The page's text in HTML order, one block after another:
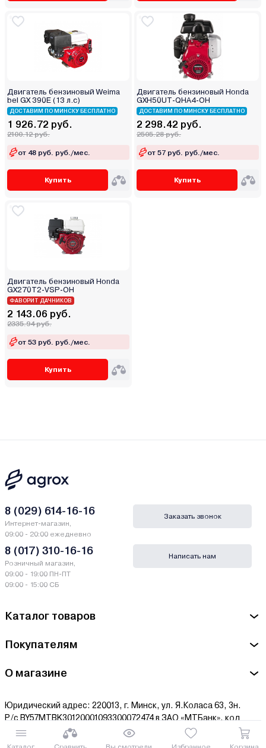
Двигатель бензиновый Weima
bel GX 390E (13 л.с)
ДОСТАВИМ ПО МИНСКУ БЕСПЛАТНО
1 926.72 руб.
2100.12 руб.
от 48 руб. руб./мес.
Купить
Двигатель бензиновый Honda
GXH50UT-QHA4-OH
ДОСТАВИМ ПО МИНСКУ БЕСПЛАТНО
2 298.42 руб.
2505.28 руб.
от 57 руб. руб./мес.
Купить
Двигатель бензиновый Honda
GX270T2-VSP-OH
ФАВОРИТ ДАЧНИКОВ
2 143.06 руб.
2335.94 руб.
от 53 руб. руб./мес.
Купить
Каталог товаров
Покупателям
О магазине
Юридический адрес: 220013, г. Минск, ул. Я.Коласа 63, 3н.
Р/с BY57MTBK30120001093300072474 в ЗАО «МТБанк», код
MTBKBY22.
В едином государственном регистре юридических лиц и
8 (029) 614-16-16
Интернет-магазин,
09:00 - 20:00 ежедневно
8 (017) 310-16-16
Розничный магазин,
09:00 - 19:00 ПН-ПТ
09:00 - 15:00 СБ
Заказать звонок
Написать нам